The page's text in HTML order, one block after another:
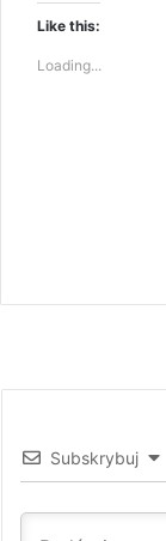
Like this:
Loading...
Subskrybuj